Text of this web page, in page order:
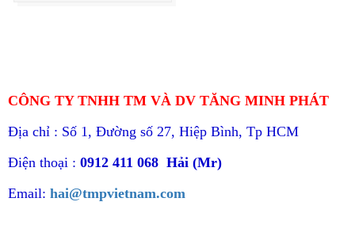
CÔNG TY TNHH TM VÀ DV TĂNG MINH PHÁT
Địa chỉ : Số 1, Đường số 27, Hiệp Bình, Tp HCM
Điện thoại : 0912 411 068 Hải (Mr)
Email: hai@tmpvietnam.com